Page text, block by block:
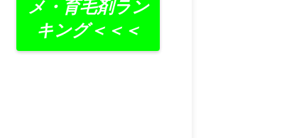
メ・育毛剤ラン
キング＜＜＜